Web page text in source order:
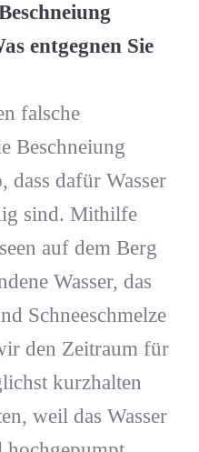
entgegnen Sie
falsche
Beschneiung
dass dafür Wasser
sind. Mithilfe
auf dem Berg
Wasser, das
Schneeschmelze
den Zeitraum für
kurzhalten
weil das Wasser